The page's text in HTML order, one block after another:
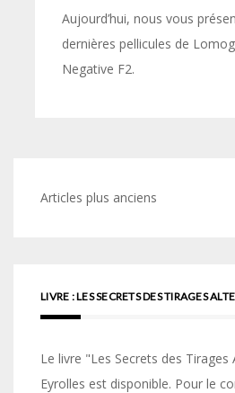
Aujourd’hui, nous vous
dernières pellicules de
Negative F2.
Navigation
Articles plus anciens
LIVRE : LES SECRETS DES TIRAGES
Le livre "Les Secrets des
Eyrolles est disponible. Pour le